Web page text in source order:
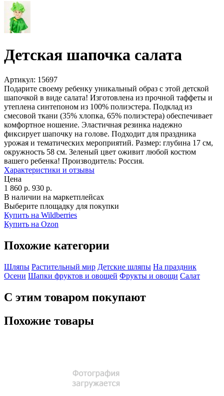
Детская шапочка салата
Артикул: 15697
Подарите своему ребенку уникальный образ с этой детской
шапочкой в виде салата! Изготовлена из прочной таффеты и
утеплена синтепоном из 100% полиэстера. Подклад из
смесовой ткани (35% хлопка, 65% полиэстера) обеспечивает
комфортное ношение. Эластичная резинка надежно
фиксирует шапочку на голове. Подходит для праздника
урожая и тематических мероприятий. Размер: глубина 17 см,
окружность 58 см. Зеленый цвет оживит любой костюм
вашего ребенка! Производитель: Россия.
Характеристики и отзывы
Цена
1 860 р. 930 р.
В наличии на маркетплейсах
Выберите площадку для покупки
Купить на Wildberries
Купить на Ozon
Похожие категории
Шляпы Растительный мир Детские шляпы На праздник
Осени Шапки фруктов и овощей Фрукты и овощи Салат
С этим товаром покупают
Похожие товары